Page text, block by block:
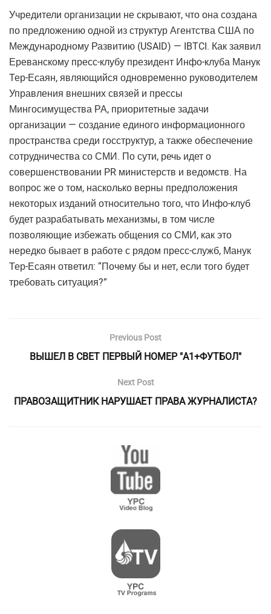
Учредители организации не скрывают, что она создана
по предложению одной из структур Агентства США по
Международному Развитию (USAID) — IBTCI. Как заявил
Ереванскому пресс-клубу президент Инфо-клуба Манук
Тер-Есаян, являющийся одновременно руководителем
Управления внешних связей и прессы
Мингосимущества РА, приоритетные задачи
организации — создание единого информационного
пространства среди госструктур, а также обеспечение
сотрудничества со СМИ. По сути, речь идет о
совершенствовании PR министерств и ведомств. На
вопрос же о том, насколько верны предположения
некоторых изданий относительно того, что Инфо-клуб
будет разрабатывать механизмы, в том числе
позволяющие избежать общения со СМИ, как это
нередко бывает в работе с рядом пресс-служб, Манук
Тер-Есаян ответил: “Почему бы и нет, если того будет
требовать ситуация?”
Previous Post
ВЫШЕЛ В СВЕТ ПЕРВЫЙ НОМЕР "А1+ФУТБОЛ"
Next Post
ПРАВОЗАЩИТНИК НАРУШАЕТ ПРАВА ЖУРНАЛИСТА?